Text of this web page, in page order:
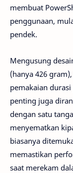
membuat
penggunaan,
pendek.
Mengusung
(hanya 426
pemakaian
penting juga
dengan satu
menyematkan
biasanya
memastikan
saat merekam